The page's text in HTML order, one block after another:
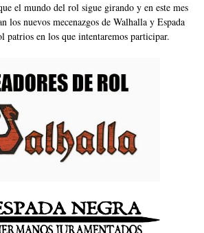
el mundo del rol sigue girando y en este mes
los nuevos mecenazgos de Walhalla y Espada
patrios en los que intentaremos participar.